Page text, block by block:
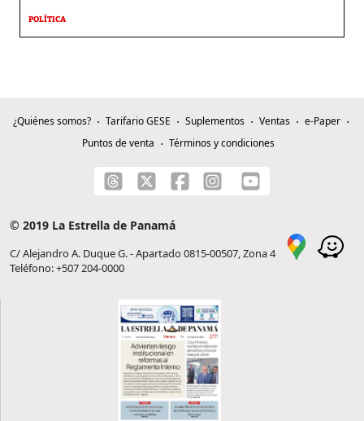
POLÍTICA
¿Quiénes somos? Tarifario GESE Suplementos Ventas
e-Paper
Puntos de venta
Términos y condiciones
© 2019 La Estrella de Panamá
C/ Alejandro A. Duque G. - Apartado 0815-00507, Zona 4
Teléfono: +507 204-0000